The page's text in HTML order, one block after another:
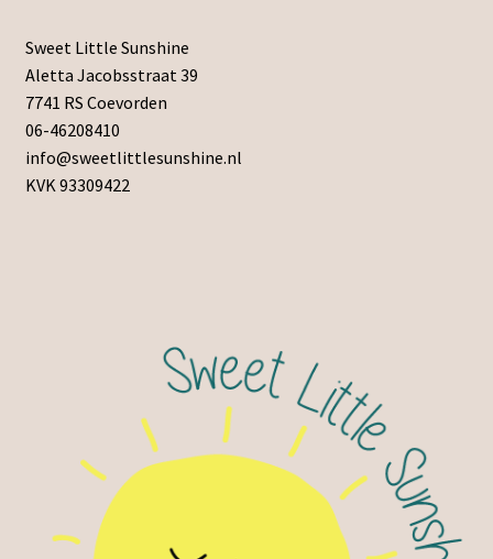
Sweet Little Sunshine
Aletta Jacobsstraat 39
7741 RS Coevorden
06-46208410
info@sweetlittlesunshine.nl
KVK 93309422